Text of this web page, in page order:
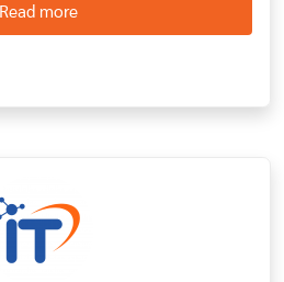
Read moreabout Information